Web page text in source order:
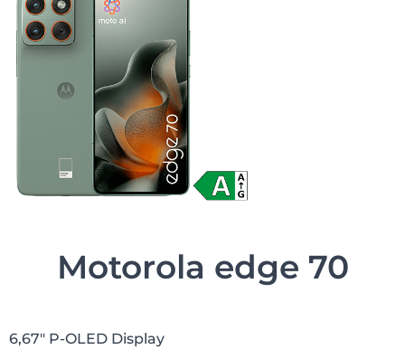
Motorola edge 70
6,67″ P-OLED Display